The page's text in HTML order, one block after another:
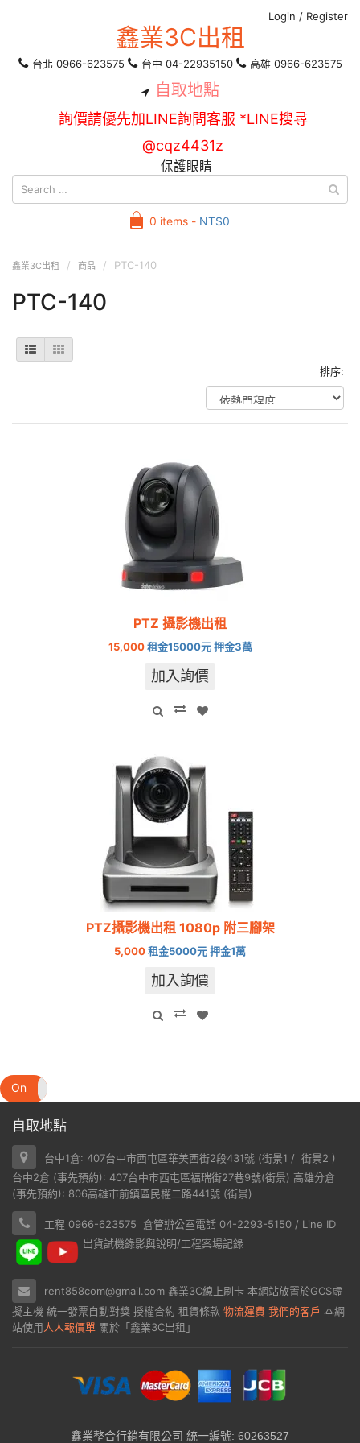
Login / Register
鑫業3C出租
台北 0966-623575 台中 04-22935150 高雄 0966-623575
自取地點
詢價請優先加LINE詢問客服 *LINE搜尋
@cqz4431z
保護眼睛
0 items - NT$0
鑫業3C出租 商品 PTC-140
PTC-140
排序:
PTZ 攝影機出租
15,000租金15000元 押金3萬
加入詢價
PTZ攝影機出租 1080p 附三腳架
5,000租金5000元 押金1萬
加入詢價
On
自取地點
台中1倉: 407台中市西屯區華美西街2段431號 (街景1 / 街景2 )
台中2倉 (事先預約): 407台中市西屯區福瑞街27巷9號(街景) 高雄分倉
(事先預約): 806高雄市前鎮區民權二路441號 (街景)
工程 0966-623575 倉管辦公室電話 04-2293-5150 / Line ID
出貨試機錄影與說明/工程案場記錄
rent858com@gmail.com 鑫業3C線上刷卡 本網站放置於GCS虛
擬主機 統一發票自動對獎 授權合約 租賃條款 物流運費 我們的客戶 本網
站使用人人報價單 關於「鑫業3C出租」
鑫業整合行銷有限公司 統一編號: 60263527